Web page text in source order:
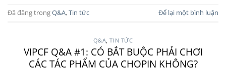
Đã đăng trongQ&A,Tin tức Để lại một bình luận
Q&A ,TIN TỨC
VIPCF Q&A #1: CÓ BẮT BUỘC PHẢI CHƠI
CÁC TÁC PHẨM CỦA CHOPIN KHÔNG?